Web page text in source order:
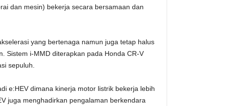
dan mesin) bekerja secara bersamaan dan
yang bertenaga namun juga tetap halus
Sistem i-MMD diterapkan pada Honda CR-V
sepuluh.
e:HEV dimana kinerja motor listrik bekerja lebih
juga menghadirkan pengalaman berkendara